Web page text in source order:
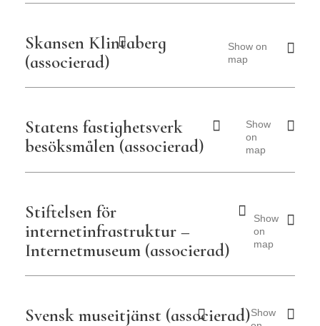
Skansen Klintaberg
(associerad)
Show on
map
Statens fastighetsverk
besöksmålen (associerad)
Show
on
map
Stiftelsen för
internetinfrastruktur –
Internetmuseum (associerad)
Show
on
map
Svensk museitjänst (associerad)Show